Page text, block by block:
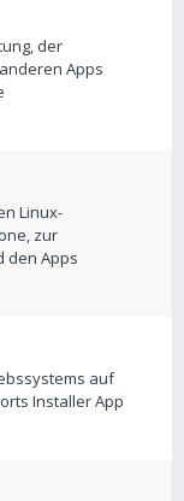
der
Apps
Linux-
zur
den Apps
auf
Installer App